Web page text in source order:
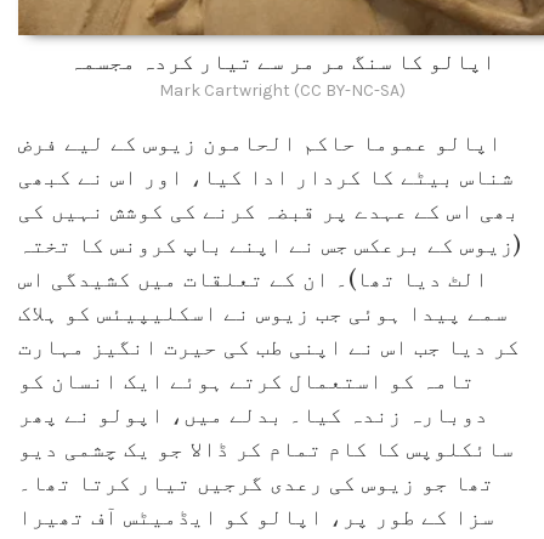
اپالو کا سنگ مر مر سے تیار کردہ مجسمہ
Mark Cartwright (CC BY-NC-SA)
اپالو عموما حاکم الحامون زیوس کے لیے فرض
شناس بیٹے کا کردار ادا کیا، اور اس نے کبھی
بھی اس کے عہدے پر قبضہ کرنے کی کوشش نہیں کی
(زیوس کے برعکس جس نے اپنے باپ کرونس کا تختہ
الٹ دیا تھا)۔ ان کے تعلقات میں کشیدگی اس
سمے پیدا ہوئی جب زیوس نے اسکلیپیئس کو ہلاک
کر دیا جب اس نے اپنی طب کی حیرت انگیز مہارت
تامہ کو استعمال کرتے ہوئے ایک انسان کو
دوبارہ زندہ کیا۔ بدلے میں، اپولو نے پھر
سائکلوپس کا کام تمام کر ڈالا جو یک چشمی دیو
تھا جو زیوس کی رعدی گرجیں تیار کرتا تھا۔
سزا کے طور پر، اپالو کو ایڈمیٹس آف تھیرا